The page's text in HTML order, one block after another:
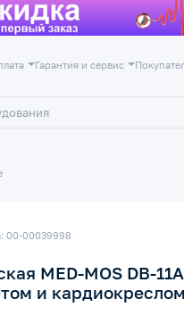
Гарантия и сервис
00-00039998
MED-MOS DB-
и